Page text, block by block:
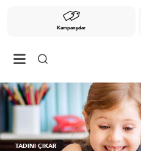
Kampanyalar
TADINI ÇIKAR